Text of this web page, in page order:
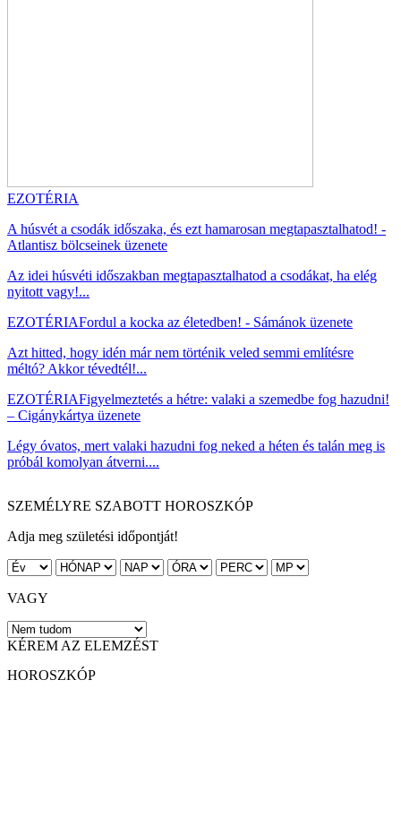
EZOTÉRIA
A húsvét a csodák időszaka, és ezt hamarosan megtapasztalhatod! -
Atlantisz bölcseinek üzenete
Az idei húsvéti időszakban megtapasztalhatod a csodákat, ha elég
nyitott vagy!...
EZOTÉRIAFordul a kocka az életedben! - Sámánok üzenete
Azt hitted, hogy idén már nem történik veled semmi említésre
méltó? Akkor tévedtél!...
EZOTÉRIAFigyelmeztetés a hétre: valaki a szemedbe fog hazudni!
– Cigánykártya üzenete
Légy óvatos, mert valaki hazudni fog neked a héten és talán meg is
próbál komolyan átverni....
SZEMÉLYRE SZABOTT HOROSZKÓP
Adja meg születési időpontját!
VAGY
KÉREM AZ ELEMZÉST
HOROSZKÓP